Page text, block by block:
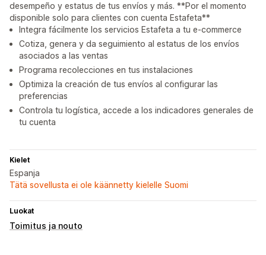
desempeño y estatus de tus envíos y más. **Por el momento
disponible solo para clientes con cuenta Estafeta**
Integra fácilmente los servicios Estafeta a tu e-commerce
Cotiza, genera y da seguimiento al estatus de los envíos
asociados a las ventas
Programa recolecciones en tus instalaciones
Optimiza la creación de tus envíos al configurar las
preferencias
Controla tu logística, accede a los indicadores generales de
tu cuenta
Kielet
Espanja
Tätä sovellusta ei ole käännetty kielelle Suomi
Luokat
Toimitus ja nouto